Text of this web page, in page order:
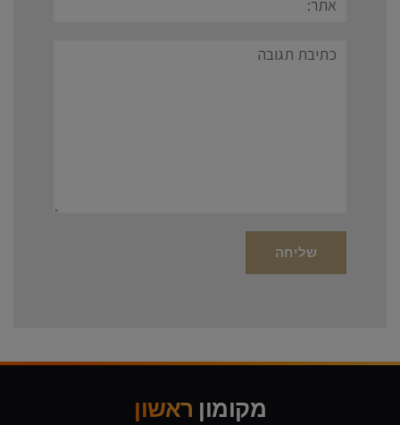
תגובה
מקומון ראשון